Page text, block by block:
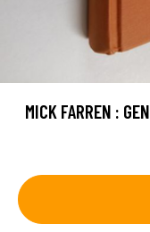
MICK FARREN :